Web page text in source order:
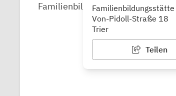
Familienbildungsstätte Remise
Von-Pidoll-Straße 18
Trier
Teilen